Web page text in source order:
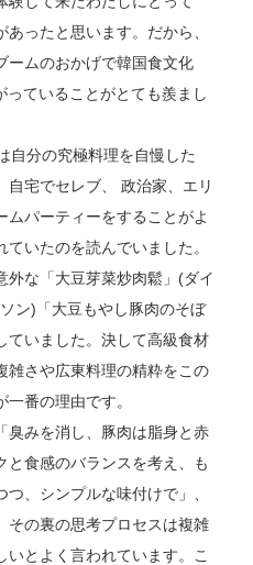
ったと思います。だから、
ームのおかげで韓国食文化
っていることがとても羨まし
自分の究極料理を自慢した
自宅でセレブ、 政治家、エリ
ムパーティーをすることがよ
いたのを読んでいました。
外な「大豆芽菜炒肉鬆」(ダイ
ン)「大豆もやし豚肉のそぼ
ていました。決して高級食材
雑さや広東料理の精粋をこの
番の理由です。
臭みを消し、豚肉は脂身と赤
と食感のバランスを考え、も
、シンプルな味付けで」、
その裏の思考プロセスは複雑
とよく言われています。こ